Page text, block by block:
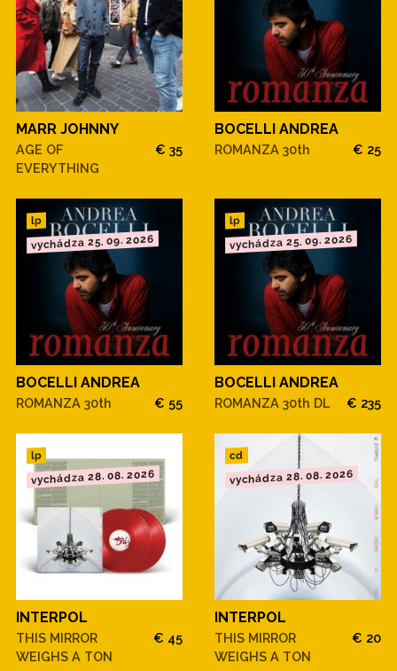
MARR JOHNNY
AGE OF
EVERYTHING
€ 35
BOCELLI ANDREA
ROMANZA 30th € 25
lp
vychádza 25. 09. 2026
BOCELLI ANDREA
ROMANZA 30th € 55
lp
vychádza 25. 09. 2026
BOCELLI ANDREA
ROMANZA 30th DL € 235
lp
vychádza 28. 08. 2026
INTERPOL
THIS MIRROR
WEIGHS A TON
€ 45
cd
vychádza 28. 08. 2026
INTERPOL
THIS MIRROR
WEIGHS A TON
€ 20